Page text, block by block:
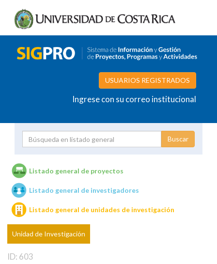
USUARIOS REGISTRADOS
Ingrese con su correo institucional
Unidades de investigación
Listado general de proyectos
Listado general de investigadores
Listado general de unidades de investigación
Unidad de Investigación
ID: 603